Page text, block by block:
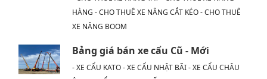
HÀNG - CHO THUÊ XE NÂNG CẮT KÉO - CHO THUÊ
XE NÂNG BOOM
Bảng giá bán xe cẩu Cũ - Mới
- XE CẨU KATO - XE CẨU NHẬT BÃI - XE CẨU CHÂU